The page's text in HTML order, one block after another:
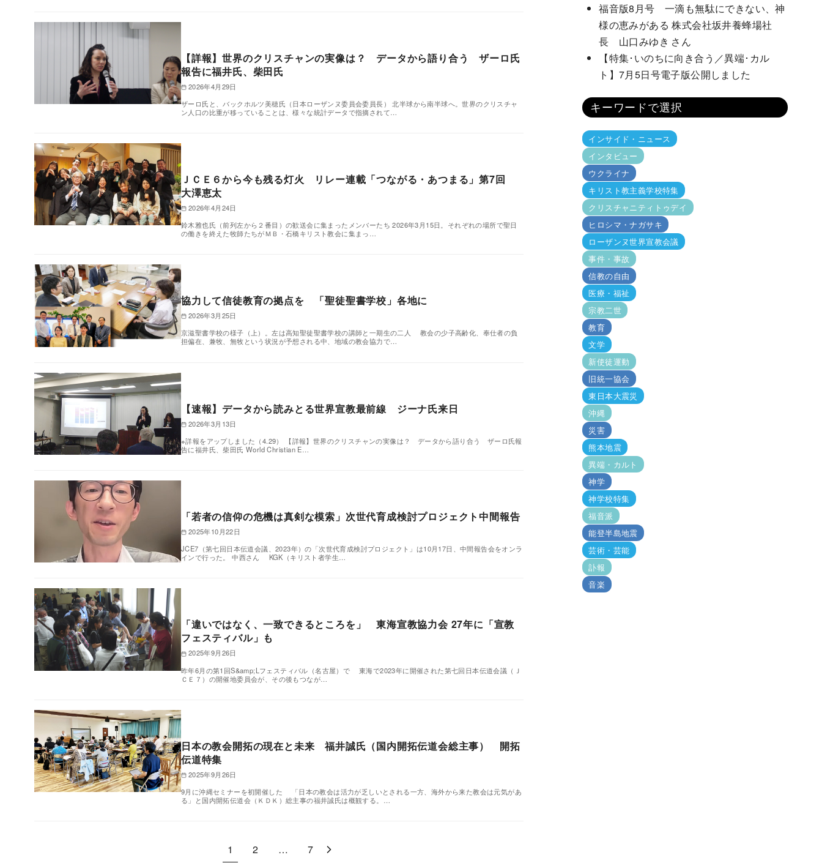
【詳報】世界のクリスチャンの実像は？ データから語り合う ザーロ氏
報告に福井氏、柴田氏
2026年4月29日
ザーロ氏と、バックホルツ美穂氏（日本ローザンヌ委員会委員長） 北半球から南半球へ。世界のクリスチャ
ン人口の比重が移っていることは、様々な統計データで指摘されて…
ＪＣＥ６から今も残る灯火 リレー連載「つながる・あつまる」第7回
大澤恵太
2026年4月24日
鈴木雅也氏（前列左から２番目）の歓送会に集まったメンバーたち 2026年3月15日。それぞれの場所で聖日
の働きを終えた牧師たちがＭＢ・石橋キリスト教会に集まっ…
協力して信徒教育の拠点を 「聖徒聖書学校」各地に
2026年3月25日
京滋聖書学校の様子（上）。左は高知聖徒聖書学校の講師と一期生の二人 教会の少子高齢化、奉仕者の負
担偏在、兼牧、無牧という状況が予想される中、地域の教会協力で…
【速報】データから読みとる世界宣教最前線 ジーナ氏来日
2026年3月13日
※詳報をアップしました（4.29） 【詳報】世界のクリスチャンの実像は？ データから語り合う ザーロ氏報
告に福井氏、柴田氏 World Christian E…
「若者の信仰の危機は真剣な模索」次世代育成検討プロジェクト中間報告
2025年10月22日
JCE7（第七回日本伝道会議、2023年）の「次世代育成検討プロジェクト」は10月17日、中間報告会をオンラ
インで行った。 中西さん KGK（キリスト者学生…
「違いではなく、一致できるところを」 東海宣教協力会 27年に「宣教
フェスティバル」も
2025年9月26日
昨年6月の第1回S&amp;Lフェスティバル（名古屋）で 東海で2023年に開催された第七回日本伝道会議（Ｊ
ＣＥ７）の開催地委員会が、その後もつなが…
日本の教会開拓の現在と未来 福井誠氏（国内開拓伝道会総主事） 開拓
伝道特集
2025年9月26日
9月に沖縄セミナーを初開催した 「日本の教会は活力が乏しいとされる一方、海外から来た教会は元気があ
る」と国内開拓伝道会（ＫＤＫ）総主事の福井誠氏は概観する。…
1 2 … 7
福音版8月号 一滴も無駄にできない、神
様の恵みがある 株式会社坂井養蜂場社
長 山口みゆき さん
【特集･いのちに向き合う／異端･カル
ト】7月5日号電子版公開しました
キーワードで選択
インサイド・ニュース
インタビュー
ウクライナ
キリスト教主義学校特集
クリスチャニティトゥデイ
ヒロシマ・ナガサキ
ローザンヌ世界宣教会議
事件・事故
信教の自由
医療・福祉
宗教二世
教育
文学
新使徒運動
旧統一協会
東日本大震災
沖縄
災害
熊本地震
異端・カルト
神学
神学校特集
福音派
能登半島地震
芸術・芸能
訃報
音楽